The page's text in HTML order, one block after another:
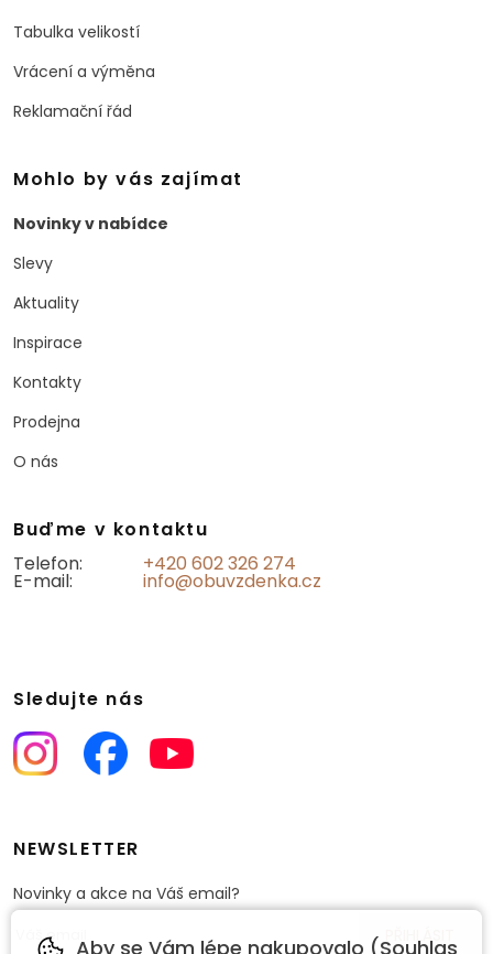
Tabulka velikostí
Vrácení a výměna
Reklamační řád
Mohlo by vás zajímat
Novinky v nabídce
Slevy
Aktuality
Inspirace
Kontakty
Prodejna
O nás
Buďme v kontaktu
Telefon:
+420 602 326 274
E-mail: info@obuvzdenka.cz
Sledujte nás
NEWSLETTER
Novinky a akce na Váš email?
Aby se Vám lépe nakupovalo (Souhlas